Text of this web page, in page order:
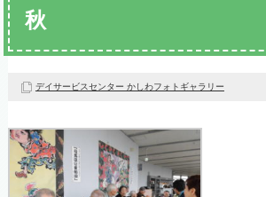
秋
デイサービスセンター かしわフォトギャラリー